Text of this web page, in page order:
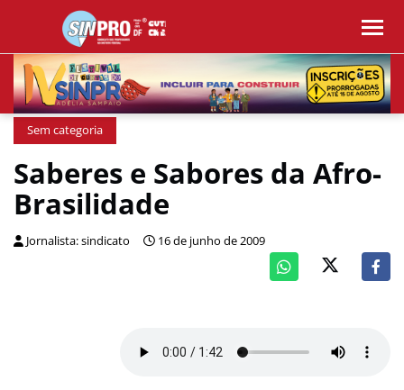
Sem categoria
Saberes e Sabores da Afro-
Brasilidade
Jornalista: sindicato 16 de junho de 2009